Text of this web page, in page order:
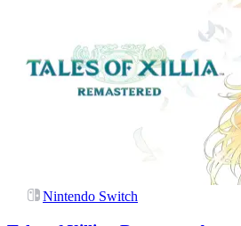
Nintendo Switch